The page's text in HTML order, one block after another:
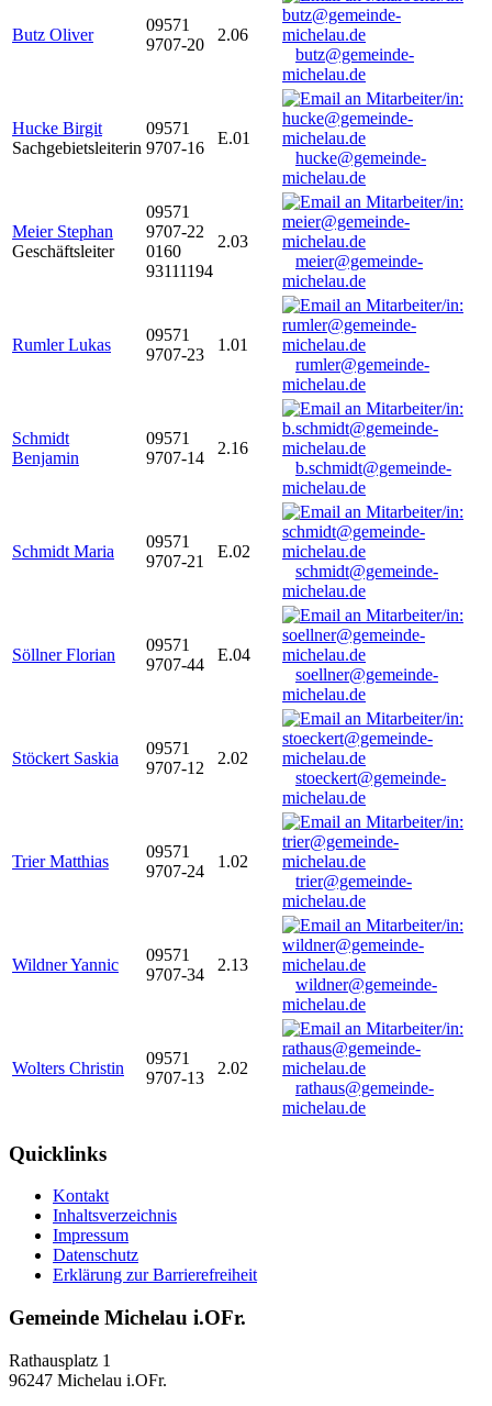
Butz Oliver
09571
9707-20
2.06
butz@gemeinde-
michelau.de
Hucke Birgit
Sachgebietsleiterin
09571
9707-16
E.01
hucke@gemeinde-
michelau.de
Meier Stephan
Geschäftsleiter
09571
9707-22
0160
93111194
2.03
meier@gemeinde-
michelau.de
Rumler Lukas
09571
9707-23
1.01
rumler@gemeinde-
michelau.de
Schmidt
Benjamin
09571
9707-14
2.16
b.schmidt@gemeinde-
michelau.de
Schmidt Maria
09571
9707-21
E.02
schmidt@gemeinde-
michelau.de
Söllner Florian
09571
9707-44
E.04
soellner@gemeinde-
michelau.de
Stöckert Saskia
09571
9707-12
2.02
stoeckert@gemeinde-
michelau.de
Trier Matthias
09571
9707-24
1.02
trier@gemeinde-
michelau.de
Wildner Yannic
09571
9707-34
2.13
wildner@gemeinde-
michelau.de
Wolters Christin
09571
9707-13
2.02
rathaus@gemeinde-
michelau.de
Quicklinks
Kontakt
Inhaltsverzeichnis
Impressum
Datenschutz
Erklärung zur Barrierefreiheit
Gemeinde Michelau i.OFr.
Rathausplatz 1
96247 Michelau i.OFr.